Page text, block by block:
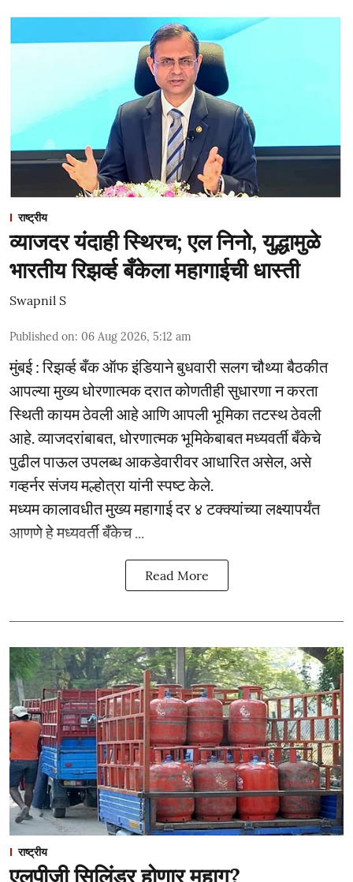
राष्ट्रीय
व्याजदर यंदाही स्थिरच; एल निनो, युद्धामुळे
भारतीय रिझर्व्ह बँकेला महागाईची धास्ती
Swapnil S
Published on: 06 Aug 2026, 5:12 am
मुंबई : रिझर्व्ह बँक ऑफ इंडियाने बुधवारी सलग चौथ्या बैठकीत
आपल्या मुख्य धोरणात्मक दरात कोणतीही सुधारणा न करता
स्थिती कायम ठेवली आहे आणि आपली भूमिका तटस्थ ठेवली
आहे. व्याजदरांबाबत, धोरणात्मक भूमिकेबाबत मध्यवर्ती बँकेचे
पुढील पाऊल उपलब्ध आकडेवारीवर आधारित असेल, असे
गव्हर्नर संजय मल्होत्रा यांनी स्पष्ट केले.
मध्यम कालावधीत मुख्य महागाई दर ४ टक्क्यांच्या लक्ष्यापर्यंत
आणणे हे मध्यवर्ती बँकेच ...
Read More
राष्ट्रीय
एलपीजी सिलिंडर होणार महाग?